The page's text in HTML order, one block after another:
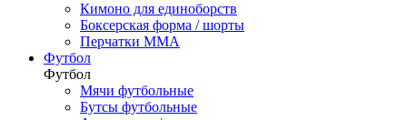
Кимоно для единоборств
Боксерская форма / шорты
Перчатки ММА
Футбол
Футбол
Мячи футбольные
Бутсы футбольные